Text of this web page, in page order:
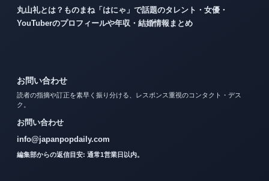
丸山礼とは？ものまね「はにゃ」で話題のタレント・女優・
YouTuberのプロフィールや年収・結婚情報まとめ
お問い合わせ
読者の指摘や訂正を素早く振り分ける、レスポンス重視のコンタクト・デス
ク。
お問い合わせ
info@japanpopdaily.com
編集部からの返信目安: 通常1営業日以内。